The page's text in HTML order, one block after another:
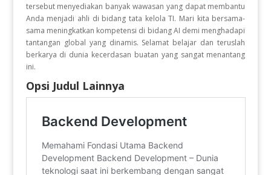
tersebut menyediakan banyak wawasan yang dapat membantu
Anda menjadi ahli di bidang tata kelola TI. Mari kita bersama-
sama meningkatkan kompetensi di bidang AI demi menghadapi
tantangan global yang dinamis. Selamat belajar dan teruslah
berkarya di dunia kecerdasan buatan yang sangat menantang
ini.
Opsi Judul Lainnya